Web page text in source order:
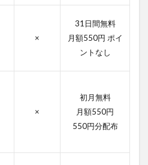
×
31日間無料
月額550円 ポイ
ントなし
×
初月無料
月額550円
550円分配布